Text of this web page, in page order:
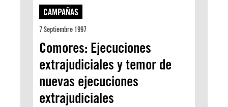
CAMPAÑAS
7 Septiembre 1997
Comores: Ejecuciones
extrajudiciales y temor de
nuevas ejecuciones
extrajudiciales